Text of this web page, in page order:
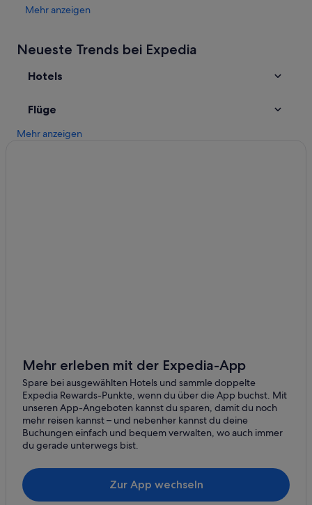
Romantische in Binz
Kreuzfahrten in Binz
Hotel-Resorts in Bahnhof Ostseebad Binz
Hotels nahe Macht Urlaub
Hostels in Binz
Villen in Binz
Hotels mit Aussicht in Binz
4-Sterne-Hotels in Binz
Familien in Binz
Hotels mit Frühstück in Binz
Wohnungen in Binz
Hotels mit Klimaanlage in Binz
Mehr anzeigen
Neueste Trends bei Expedia
Hotels
Flüge
Mehr anzeigen
Mehr erleben mit der Expedia-App
Spare bei ausgewählten Hotels und sammle doppelte
Expedia Rewards-Punkte, wenn du über die App buchst. Mit
unseren App-Angeboten kannst du sparen, damit du noch
mehr reisen kannst – und nebenher kannst du deine
Buchungen einfach und bequem verwalten, wo auch immer
du gerade unterwegs bist.
Zur App wechseln